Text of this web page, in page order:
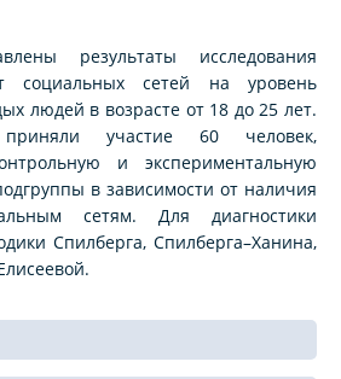
результаты исследования
социальных сетей на уровень
людей в возрасте от 18 до 25 лет.
участие 60 человек,
и экспериментальную
в зависимости от наличия
сетям. Для диагностики
Спилберга, Спилберга–Ханина,